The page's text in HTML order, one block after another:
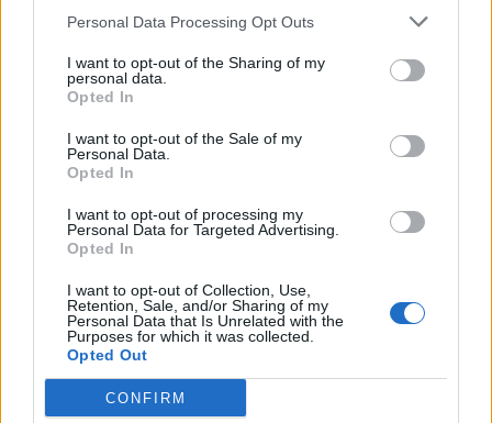
Personal Data Processing Opt Outs
I want to opt-out of the Sharing of my
personal data.
Opted In
I want to opt-out of the Sale of my
Personal Data.
Opted In
I want to opt-out of processing my
Personal Data for Targeted Advertising.
Opted In
I want to opt-out of Collection, Use,
Retention, Sale, and/or Sharing of my
Personal Data that Is Unrelated with the
Purposes for which it was collected.
Opted Out
CONFIRM